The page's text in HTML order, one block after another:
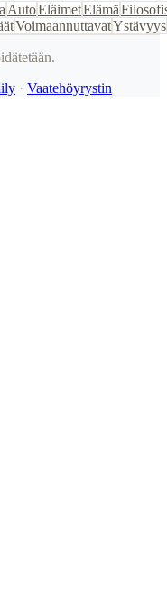
AutoEläimetElämä
VoimaannuttavatYstävyys
· Vaatehöyrystin